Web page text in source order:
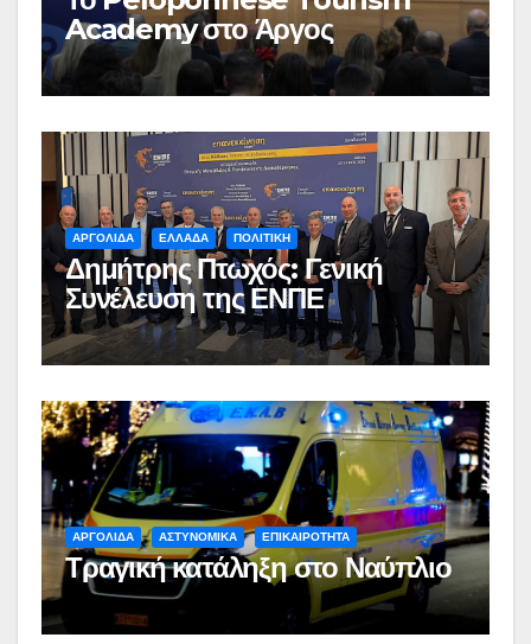
Academy στο Άργος
ΑΡΓΟΛΙΔΑ ΕΛΛΑΔΑ ΠΟΛΙΤΙΚΗ
Δημήτρης Πτωχός: Γενική
Συνέλευση της ΕΝΠΕ
ΑΡΓΟΛΙΔΑ ΑΣΤΥΝΟΜΙΚΑ ΕΠΙΚΑΙΡΟΤΗΤΑ
Τραγική κατάληξη στο Ναύπλιο